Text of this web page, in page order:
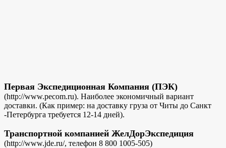
Первая Экспедиционная Компания (ПЭК)
(http://www.pecom.ru). Наиболее экономичный вариант
доставки. (Как пример: на доставку груза от Читы до Санкт
-Петербурга требуется 12-14 дней).
Транспортной компанией ЖелДорЭкспедиция
(http://www.jde.ru/, телефон 8 800 1005-505)